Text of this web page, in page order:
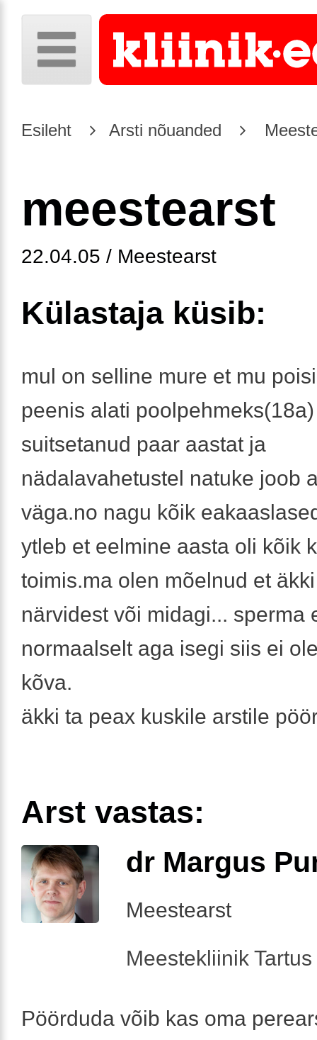
Esileht Arsti nõuanded
meestearst
22.04.05 / Meestearst
Külastaja küsib:
mul on selline mure et mu
peenis alati
suitsetanud paar aastat ja
nädalavahetustel natuke joob
väga.no nagu kõik
ytleb et eelmine aasta oli kõik
toimis.ma olen mõelnud et
närvidest või midagi... sperma
normaalselt aga isegi siis ei
kõva.
äkki ta peax kuskile arstile
Arst vastas:
dr Margus
Meestearst
Meestekliinik
Pöörduda võib kas oma